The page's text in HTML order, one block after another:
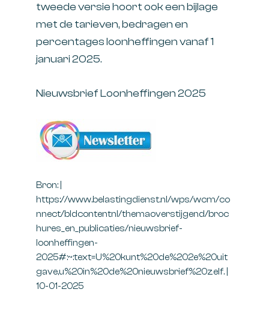
tweede versie hoort ook een bijlage
met de tarieven, bedragen en
percentages loonheffingen vanaf 1
januari 2025.
Nieuwsbrief Loonheffingen 2025
Bron: |
https://www.belastingdienst.nl/wps/wcm/co
nnect/bldcontentnl/themaoverstijgend/broc
hures_en_publicaties/nieuwsbrief-
loonheffingen-
2025#:~:text=U%20kunt%20de%202e%20uit
gave,u%20in%20de%20nieuwsbrief%20zelf. |
10-01-2025